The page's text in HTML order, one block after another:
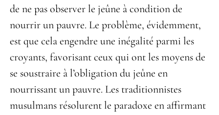
de ne pas observer le jeûne à condition de
nourrir un pauvre. Le problème, évidemment,
est que cela engendre une inégalité parmi les
croyants, favorisant ceux qui ont les moyens de
se soustraire à l’obligation du jeûne en
nourrissant un pauvre. Les traditionnistes
musulmans résolurent le paradoxe en affirmant